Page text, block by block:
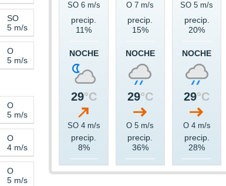
SO 6 m/s
precip.
11%
NOCHE
29°C
SO 4 m/s
precip.
8%
O 7 m/s
precip.
15%
NOCHE
29°C
O 5 m/s
precip.
36%
SO 5 m/s
precip.
20%
NOCHE
29°C
O 4 m/s
precip.
28%
SO
5 m/s
O
5 m/s
O
5 m/s
O
4 m/s
O
5 m/s